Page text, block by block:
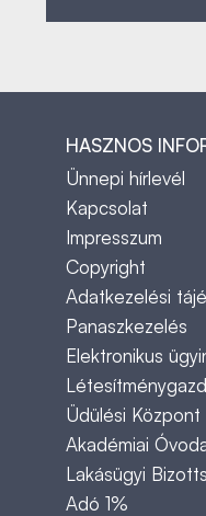
HASZNOS
Ünnepi hírlevél
Kapcsolat
Impresszum
Copyright
Adatkezelési
Panaszkezelés
Elektronikus
Üdülési Központ
Akadémiai
Lakásügyi
Adó 1%